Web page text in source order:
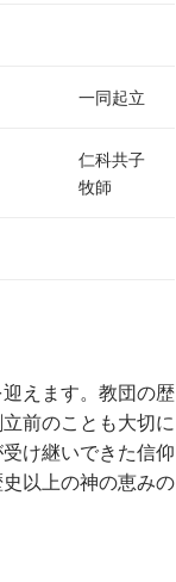
一同起立
仁科共子
牧師
えます。教団の歴
前のことも大切に
け継いできた信仰
以上の神の恵みの